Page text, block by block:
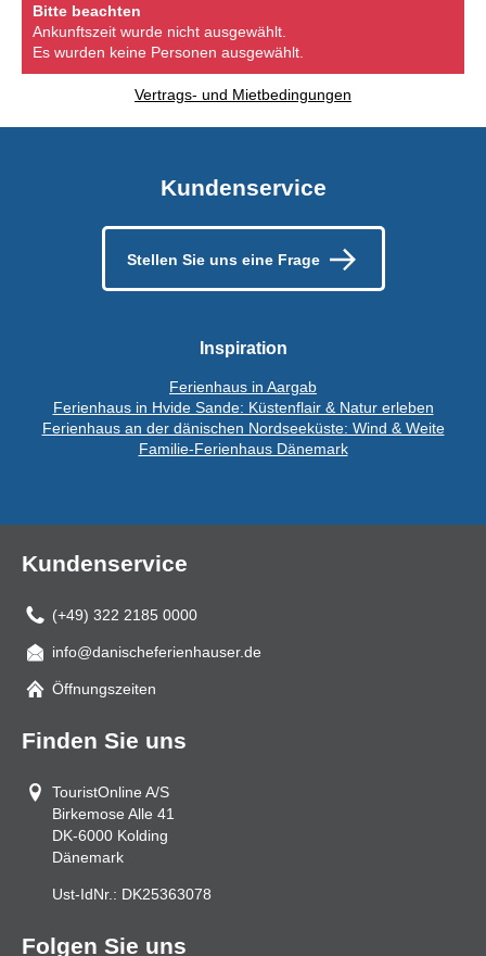
Bitte beachten
Ankunftszeit wurde nicht ausgewählt.
Es wurden keine Personen ausgewählt.
Vertrags- und Mietbedingungen
Kundenservice
Stellen Sie uns eine Frage
Inspiration
Ferienhaus in Aargab
Ferienhaus in Hvide Sande: Küstenflair & Natur erleben
Ferienhaus an der dänischen Nordseeküste: Wind & Weite
Familie-Ferienhaus Dänemark
Kundenservice
(+49) 322 2185 0000
Mail
info@danischeferienhauser.de
Öffnungszeiten
Finden Sie uns
TouristOnline A/S
Birkemose Alle 41
DK-6000 Kolding
Dänemark
Ust-IdNr.: DK25363078
Folgen Sie uns